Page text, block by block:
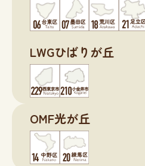
LWGひばりが丘
OMF光が丘